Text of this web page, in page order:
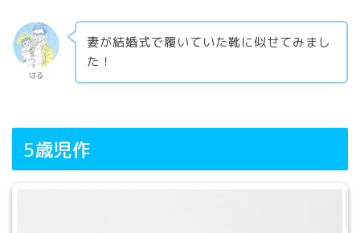
はる
妻が結婚式で履いていた靴に似せてみまし
た！
5歳児作